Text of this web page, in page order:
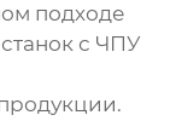
подходе
с ЧПУ